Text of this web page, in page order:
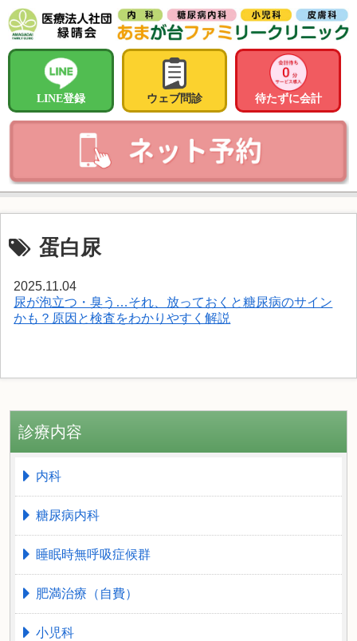
LINE登録 ウェブ問診 待たずに会計
蛋白尿
2025.11.04
尿が泡立つ・臭う…それ、放っておくと糖尿病のサイン
かも？原因と検査をわかりやすく解説
診療内容
内科
糖尿病内科
睡眠時無呼吸症候群
肥満治療（自費）
小児科